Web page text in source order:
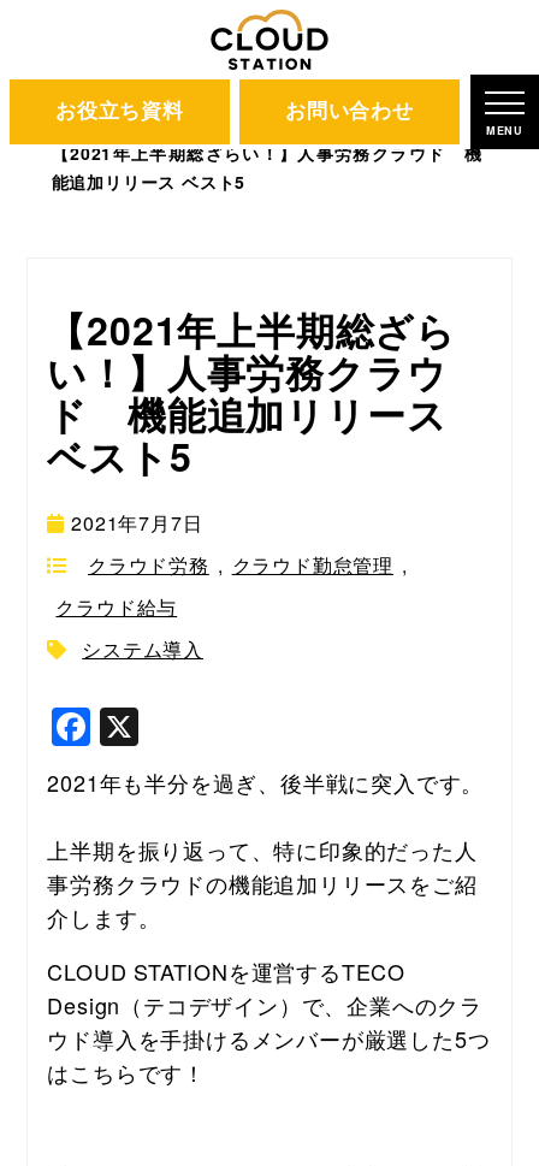
お役立ち資料 お問い合わせ
MENU
CLOUD STATION
ブログ
【2021年上半期総ざらい！】人事労務クラウド 機
能追加リリース ベスト5
【2021年上半期総ざら
い！】人事労務クラウ
ド 機能追加リリース
ベスト5
2021年7月7日
クラウド労務 , クラウド勤怠管理 ,
クラウド給与
システム導入
F
a
c
e
b
o
o
k
2021年も半分を過ぎ、後半戦に突入です。
上半期を振り返って、特に印象的だった人
事労務クラウドの機能追加リリースをご紹
介します。
CLOUD STATIONを運営するTECO
Design（テコデザイン）で、企業へのクラ
ウド導入を手掛けるメンバーが厳選した5つ
はこちらです！